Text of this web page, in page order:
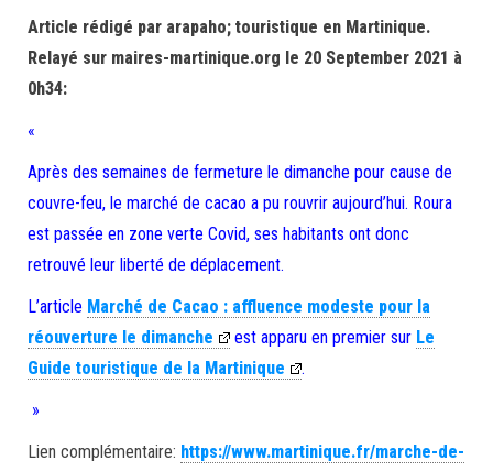
Article rédigé par arapaho; touristique en Martinique.
Relayé sur maires-martinique.org le 20 September 2021 à
0h34:
«
Après des semaines de fermeture le dimanche pour cause de
couvre-feu, le marché de cacao a pu rouvrir aujourd’hui. Roura
est passée en zone verte Covid, ses habitants ont donc
retrouvé leur liberté de déplacement.
L’article Marché de Cacao : affluence modeste pour la
réouverture le dimanche
est apparu en premier sur Le
Guide touristique de la Martinique
.
»
Lien complémentaire: https://www.martinique.fr/marche-de-